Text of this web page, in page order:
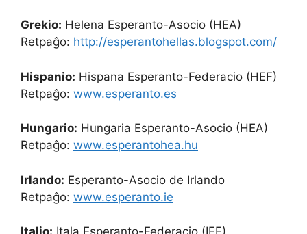
Grekio: Helena Esperanto-Asocio (HEA)
Retpaĝo: http://esperantohellas.blogspot.com/
Hispanio: Hispana Esperanto-Federacio (HEF)
Retpaĝo: www.esperanto.es
Hungario: Hungaria Esperanto-Asocio (HEA)
Retpaĝo: www.esperantohea.hu
Irlando: Esperanto-Asocio de Irlando
Retpaĝo: www.esperanto.ie